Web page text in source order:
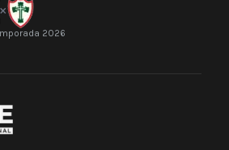
×
2026